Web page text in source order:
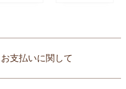
支払いに関して